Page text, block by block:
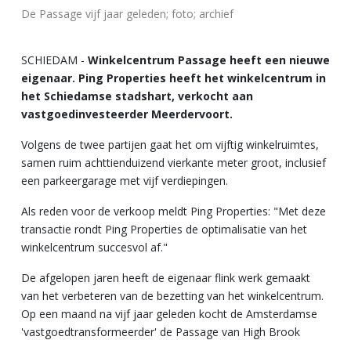
De Passage vijf jaar geleden; foto; archief
SCHIEDAM - Winkelcentrum Passage heeft een nieuwe
eigenaar. Ping Properties heeft het winkelcentrum in
het Schiedamse stadshart, verkocht aan
vastgoedinvesteerder Meerdervoort.
Volgens de twee partijen gaat het om vijftig winkelruimtes,
samen ruim achttienduizend vierkante meter groot, inclusief
een parkeergarage met vijf verdiepingen.
Als reden voor de verkoop meldt Ping Properties: "Met deze
transactie rondt Ping Properties de optimalisatie van het
winkelcentrum succesvol af."
De afgelopen jaren heeft de eigenaar flink werk gemaakt
van het verbeteren van de bezetting van het winkelcentrum.
Op een maand na vijf jaar geleden kocht de Amsterdamse
'vastgoedtransformeerder' de Passage van High Brook